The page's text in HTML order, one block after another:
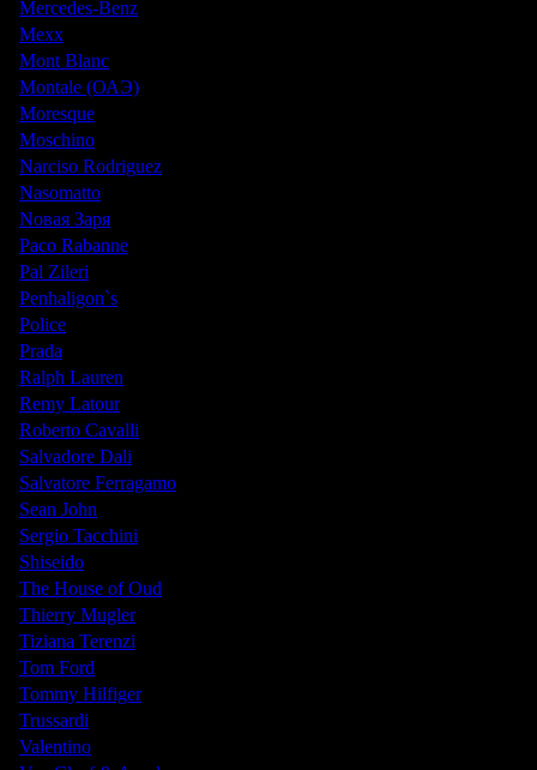
Mercedes-Benz
Mexx
Mont Blanc
Montale (ОАЭ)
Moresque
Moschino
Narciso Rodriguez
Nasomatto
Nовая Заря
Paco Rabanne
Pal Zileri
Penhaligon`s
Police
Prada
Ralph Lauren
Remy Latour
Roberto Cavalli
Salvadore Dali
Salvatore Ferragamo
Sean John
Sergio Tacchini
Shiseido
The House of Oud
Thierry Mugler
Tiziana Terenzi
Tom Ford
Tommy Hilfiger
Trussardi
Valentino